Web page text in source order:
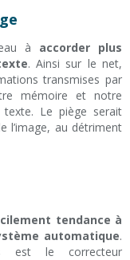
à accorder plus
. Ainsi sur le net,
transmises par
mémoire et notre
Le piège serait
l’image, au détriment
tendance à
automatique.
est le correcteur